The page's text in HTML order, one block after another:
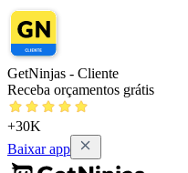
GetNinjas - Cliente
Receba orçamentos grátis
+30K
Baixar app